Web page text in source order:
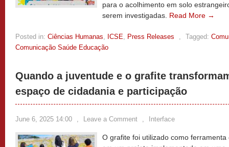
para o acolhimento em solo
serem investigadas. Read More →
Posted in: Ciências Humanas, ICSE, Press Releases , Tagged:
Comunicação Saúde Educação
Quando a juventude e o grafite
espaço de cidadania e participação
June 6, 2025 14:00 , Leave a Comment , Interface
O grafite foi utilizado como